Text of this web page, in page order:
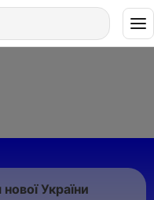
України